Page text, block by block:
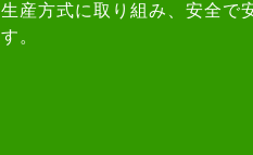
生産方式に取り組み、安全で
す。